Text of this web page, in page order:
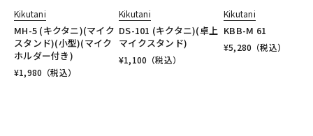
Kikutani
MH-5 (キクタニ)(マイク
スタンド)(小型)(マイク
ホルダー付き)
¥1,980 （税込）
Kikutani
DS-101 (キクタニ)(卓上
マイクスタンド)
¥1,100 （税込）
Kikutani
KBB-M 61
¥5,280 （税込）